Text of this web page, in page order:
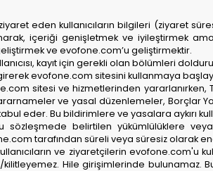
eden kullanıcıların bilgileri (ziyaret
içeriği genişletmek ve iyileştirmek
ve evofone.com’u geliştirmektir.
kayıt için gerekli olan bölümleri
evofone.com sitesini kullanmaya
sitesi ve hizmetlerinden yararlanırken,
ve yasal düzenlemeler, Borçlar
eder. Bu bildirimlere ve yasalara aykırı
sözleşmede belirtilen yükümlülüklere
tarafından süreli veya süresiz olarak
ve ziyaretçilerin evofone.com'u
Hile girişimlerinde bulunamaz.